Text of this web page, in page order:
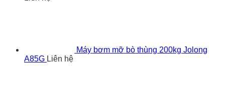
Máy bơm mỡ bò thùng 200kg Jolong
A85G Liên hệ